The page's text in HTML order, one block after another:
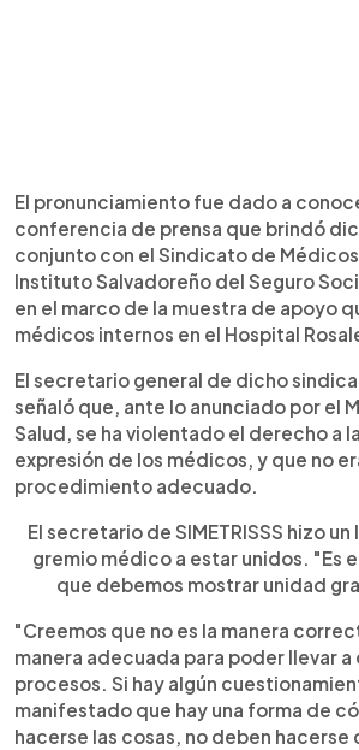
El pronunciamiento fue dado a
conferencia de prensa que brindó
conjunto con el Sindicato de
Instituto Salvadoreño del Seguro
en el marco de la muestra de apoyo
médicos internos en el Hospital
El secretario general de dicho
señaló que, ante lo anunciado por el
Salud, se ha violentado el derecho a
expresión de los médicos, y que no
procedimiento adecuado.
El secretario de SIMETRISSS hizo
gremio médico a estar unidos. "Es
que debemos mostrar unidad
"Creemos que no es la manera
manera adecuada para poder llevar a
procesos. Si hay algún
manifestado que hay una forma de
hacerse las cosas, no deben hacerse